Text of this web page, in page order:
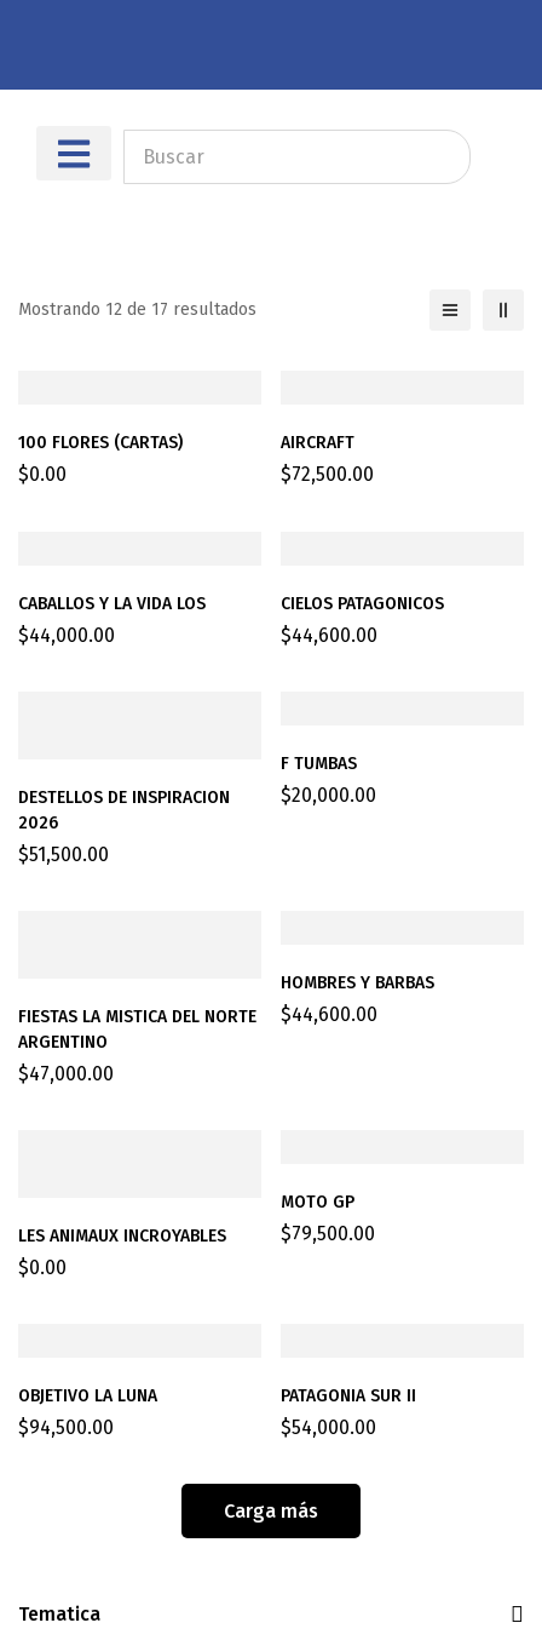
Tematica
Mostrando 12 de 17 resultados
100 FLORES (CARTAS)
$0.00
AIRCRAFT
$72,500.00
CABALLOS Y LA VIDA LOS
$44,000.00
CIELOS PATAGONICOS
$44,600.00
DESTELLOS DE INSPIRACION
2026
$51,500.00
F TUMBAS
$20,000.00
FIESTAS LA MISTICA DEL NORTE
ARGENTINO
$47,000.00
HOMBRES Y BARBAS
$44,600.00
LES ANIMAUX INCROYABLES
$0.00
MOTO GP
$79,500.00
OBJETIVO LA LUNA
$94,500.00
PATAGONIA SUR II
$54,000.00
Carga más